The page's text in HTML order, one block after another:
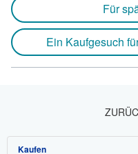
Für
Ein Kaufgesuch
Kaufen